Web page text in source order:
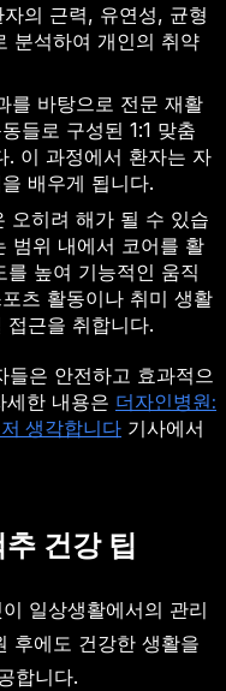
의 근력, 유연성, 균형
분석하여 개인의 취약
를 바탕으로 전문 재활
들로 구성된 1:1 맞춤
. 이 과정에서 환자는 자
배우게 됩니다.
오히려 해가 될 수 있습
범위 내에서 코어를 활
높여 기능적인 움직
츠 활동이나 취미 생활
근을 취합니다.
들은 안전하고 효과적으
세한 내용은 더자인병원:
생각합니다 기사에서
건강 팁
일상생활에서의 관리
후에도 건강한 생활을
합니다.